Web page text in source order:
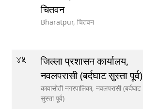
चितवन
Bharatpur, चितवन
45
जिल्ला प्रशासन कार्यालय,
नवलपरासी (बर्दघाट सुस्ता पूर्व)
कावासोती नगरपालिका, नवलपरासी (बर्दघाट
सुस्ता पूर्व)